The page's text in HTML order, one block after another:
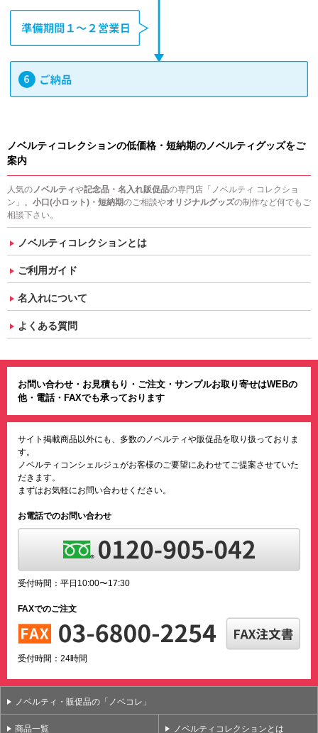
ノベルティコレクションの低価格・短納期のノベルティグッズをご
案内
人気のノベルティや記念品・名入れ販促品の専門店「ノベルティ コレクショ
ン」。 小口(小ロット)・短納期のご相談やオリジナルグッズの制作など何でもご
相談下さい。
ノベルティコレクションとは
ご利用ガイド
名入れについて
よくある質問
お問い合わせ・お見積もり・ご注文・サンプルお取り寄せはWEBの
他・電話・FAXでも承っております
サイト掲載商品以外にも、多数のノベルティや販促品を取り扱っておりま
す。
ノベルティコンシェルジュがお客様のご要望にあわせてご提案させていた
だきます。
まずはお気軽にお問い合わせください。
お電話でのお問い合わせ
受付時間：平日10:00〜17:30
FAXでのご注文
受付時間：24時間
ノベルティ・販促品の「ノベコレ」
商品一覧 ノベルティコレクションとは